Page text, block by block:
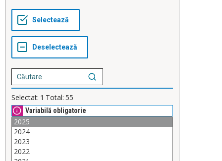
Selectat: 1 Total: 55
Variabilă obligatorie